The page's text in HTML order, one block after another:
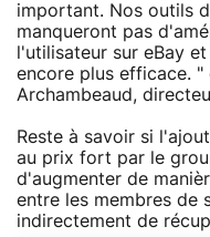
important. Nos outils
manqueront pas
l'utilisateur sur eBay
encore plus efficace.
Archambeaud,
Reste à savoir si
au prix fort par le
d'augmenter de
entre les membres de
indirectement de